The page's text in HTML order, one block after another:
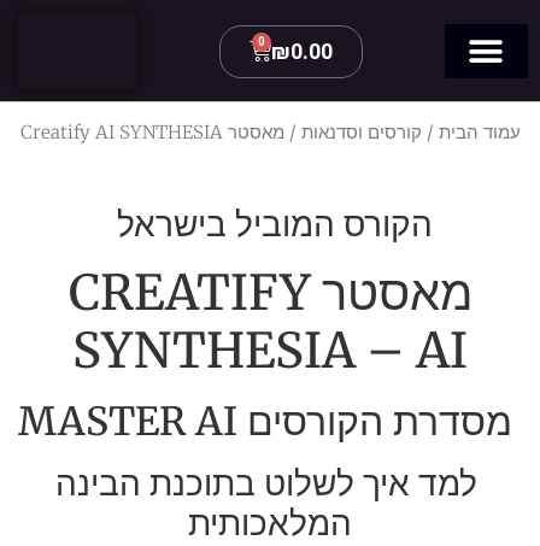
₪0.00
0
עמוד הבית / קורסים וסדנאות / מאסטר Creatify AI SYNTHESIA
הקורס המוביל בישראל
מאסטר CREATIFY
SYNTHESIA – AI
מסדרת הקורסים MASTER AI
למד איך לשלוט בתוכנת הבינה
המלאכותית